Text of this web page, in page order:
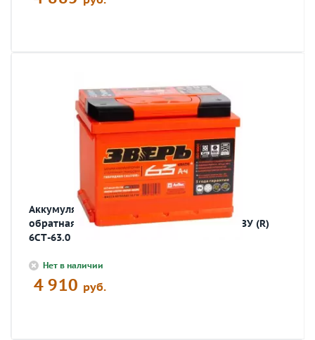
Аккумулятор автомобильный ЗВЕРЬ 63 Ач
обратная R+ EN 620A 242x175x190 6СТ-63 LЗУ (R)
6СТ-63.0
Нет в наличии
4 910 руб.